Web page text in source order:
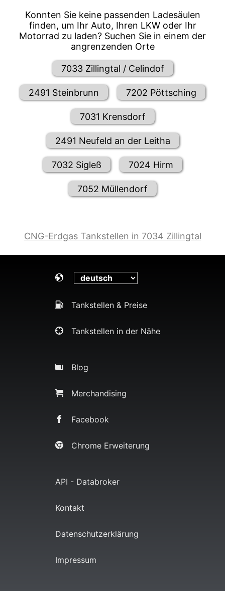
Konnten Sie keine passenden Ladesäulen
finden, um Ihr Auto, Ihren LKW oder Ihr
Motorrad zu laden? Suchen Sie in einem der
angrenzenden Orte
7033 Zillingtal / Celindof
2491 Steinbrunn 7202 Pöttsching
7031 Krensdorf
2491 Neufeld an der Leitha
7032 Sigleß 7024 Hirm
7052 Müllendorf
CNG-Erdgas Tankstellen in 7034 Zillingtal
Tankstellen & Preise
Tankstellen in der Nähe
Blog
Merchandising
Facebook
Chrome Erweiterung
API - Databroker
Kontakt
Datenschutzerklärung
Impressum